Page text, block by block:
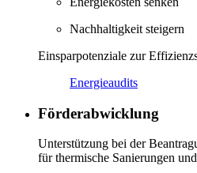
Nachhaltigkeit steigern
Einsparpotenziale zur
Energieaudits
Förderabwicklung
Unterstützung bei der
für thermische Sanierungen